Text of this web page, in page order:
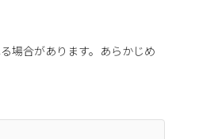
場合があります。あらかじめ